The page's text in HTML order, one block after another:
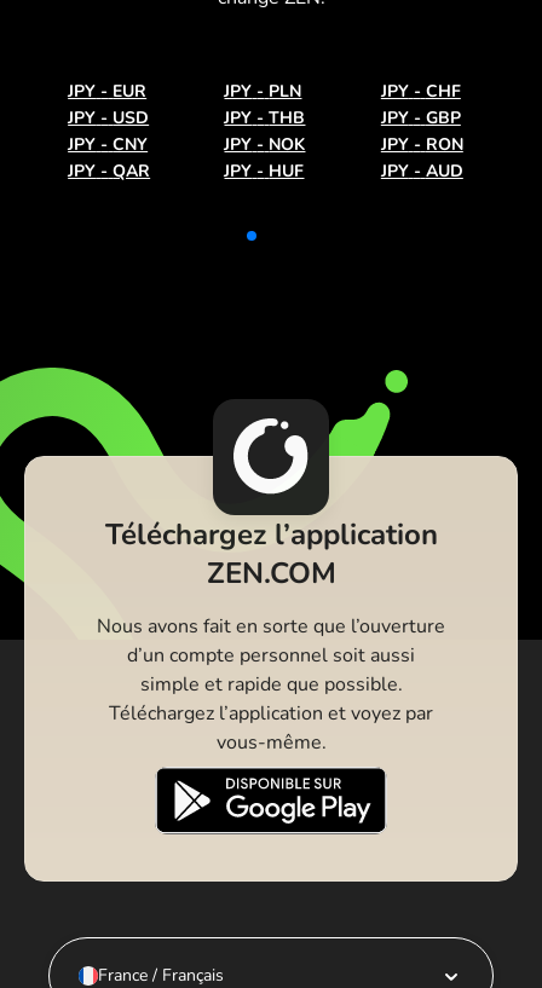
JPY - EUR JPY - PLN JPY - CHF
JPY - USD JPY - THB JPY - GBP
JPY - CNY JPY - NOK JPY - RON
JPY - QAR JPY - HUF JPY - AUD
Téléchargez l’application
ZEN.COM
Nous avons fait en sorte que l’ouverture
d’un compte personnel soit aussi
simple et rapide que possible.
Téléchargez l’application et voyez par
vous-même.
France / Français